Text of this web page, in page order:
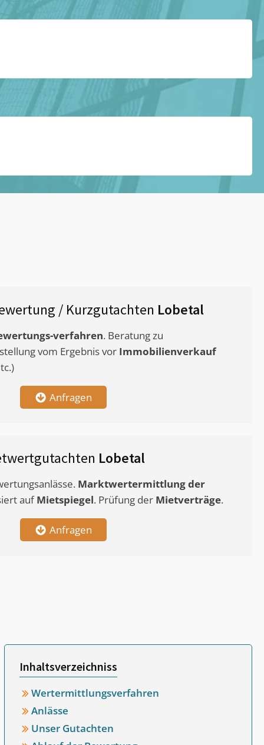
/ Kurzgutachten Lobetal
verfahren. Beratung zu
vom Ergebnis vor Immobilienverkauf
Anfragen
Lobetal
Marktwertermittlungder
aufMietspiegel. Prüfung der Mietverträge.
Anfragen
Inhaltsverzeichniss
Wertermittlungsverfahren
Anlässe
Unser Gutachten